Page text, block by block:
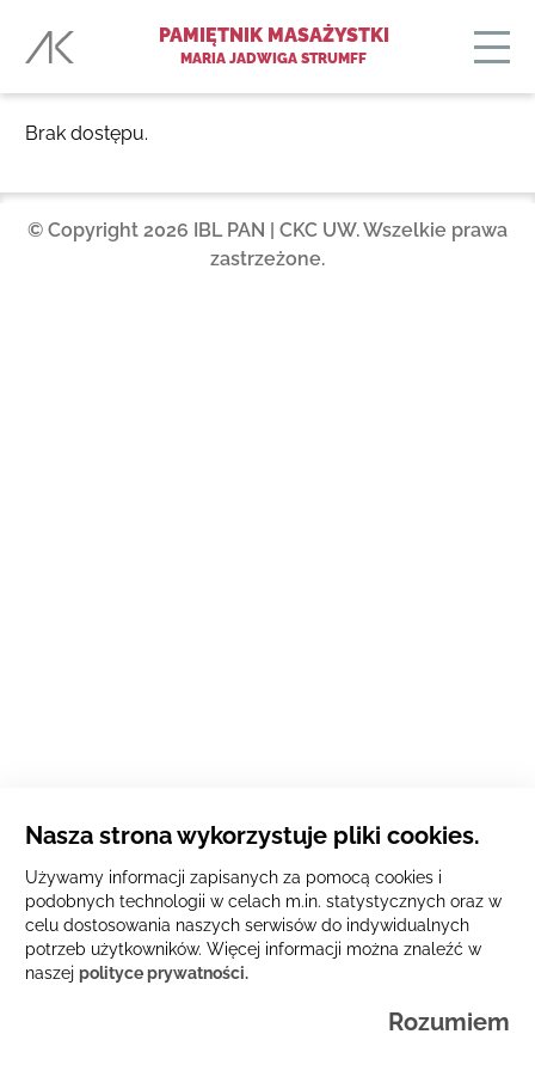
PAMIĘTNIK MASAŻYSTKI
MARIA JADWIGA STRUMFF
Brak dostępu.
© Copyright 2026 IBL PAN | CKC UW. Wszelkie prawa
zastrzeżone.
Nasza strona wykorzystuje pliki cookies.
Używamy informacji zapisanych za pomocą cookies i
podobnych technologii w celach m.in. statystycznych oraz w
celu dostosowania naszych serwisów do indywidualnych
potrzeb użytkowników. Więcej informacji można znaleźć w
naszejpolityce prywatności.
Rozumiem